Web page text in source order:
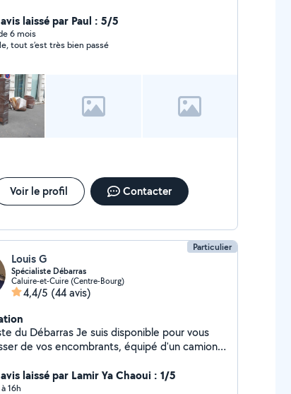
laissé par Paul : 5/5
6 mois
tout s’est très bien passé
Voir le profil Contacter
Particulier
Louis G
Spécialiste Débarras
Caluire-et-Cuire (Centre-Bourg)
4,4/5 (44 avis)
Je suis disponible pour vous
de vos encombrants, équipé d'un camion
vous faire cela dans les meilleures
N'hésitez pas à prendre contact.
laissé par Lamir Ya Chaoui : 1/5
16h